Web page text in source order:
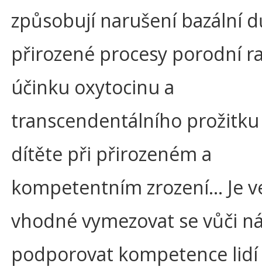
způsobují narušení bazální
přirozené procesy porodní
účinku oxytocinu a
transcendentálního
dítěte při přirozeném a
kompetentním zrození… Je
vhodné vymezovat se vůči
podporovat kompetence lidí